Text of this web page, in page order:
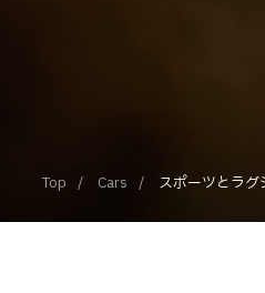
Top Cars スポーツとラグ